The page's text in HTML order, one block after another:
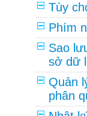
Tùy
Phím
Sao
sở dữ
Quản
phân